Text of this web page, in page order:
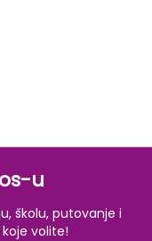
u
školu, putovanje i
volite!